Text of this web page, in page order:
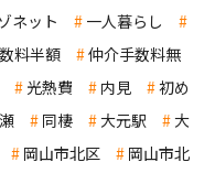
ネット
一人暮らし
料半額
仲介手数料無
光熱費 内見
初め
同棲 大元駅
大
岡山市北区
岡山市北